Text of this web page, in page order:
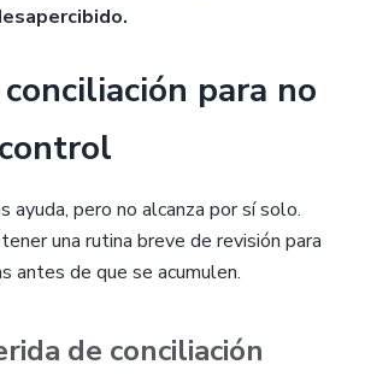
para no
ayuda, pero no alcanza por sí solo.
una rutina breve de revisión para
antes de que se acumulen.
de conciliación